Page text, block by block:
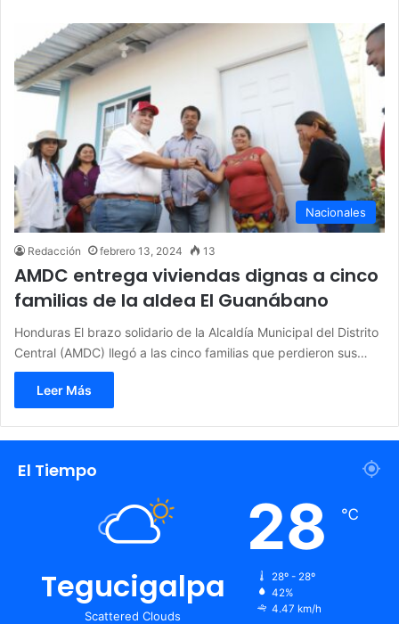
Nacionales
Redacción febrero 13, 2024 13
AMDC entrega viviendas dignas a cinco
familias de la aldea El Guanábano
Honduras El brazo solidario de la Alcaldía Municipal del Distrito
Central (AMDC) llegó a las cinco familias que perdieron sus…
Leer Más
El Tiempo
Tegucigalpa
Scattered Clouds
28 ℃
28º - 28º
42%
4.47 km/h